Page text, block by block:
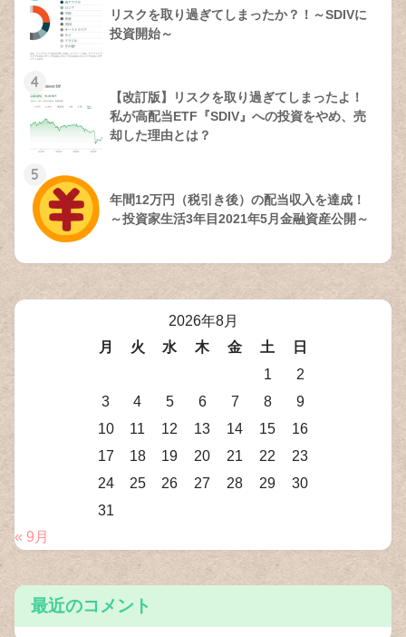
リスクを取り過ぎてしまったか？！～SDIVに
投資開始～
4
【改訂版】リスクを取り過ぎてしまったよ！
私が高配当ETF『SDIV』への投資をやめ、売
却した理由とは？
5
年間12万円（税引き後）の配当収入を達成！
～投資家生活3年目2021年5月金融資産公開～
2026年8月
月
火 水 木 金 土
日
1
2
3
4 5 6 7 8
9
10
11 12 13 14 15
16
17
18 19 20 21 22
23
24
25 26 27 28 29
30
31
« 9月
最近のコメント